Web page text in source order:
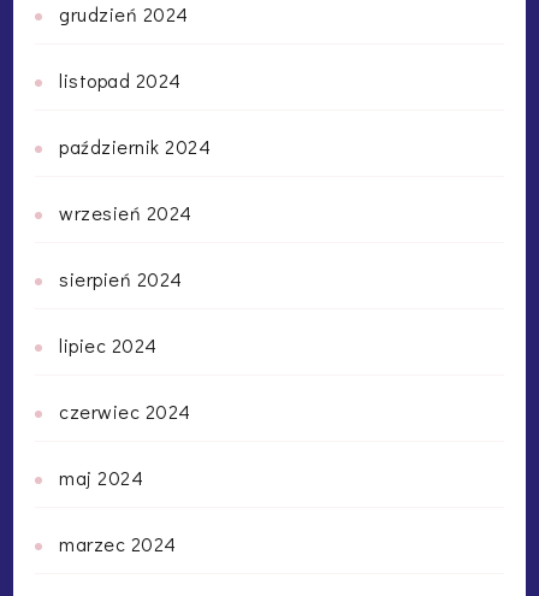
grudzień 2024
listopad 2024
październik 2024
wrzesień 2024
sierpień 2024
lipiec 2024
czerwiec 2024
maj 2024
marzec 2024